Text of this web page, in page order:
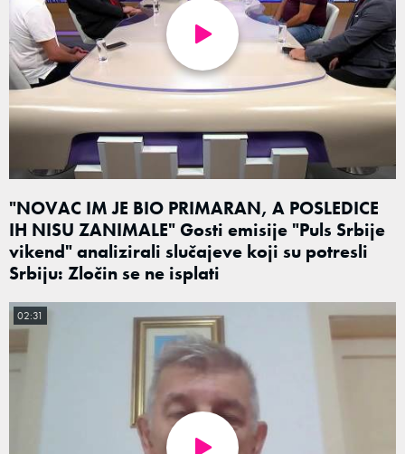
"NOVAC IM JE BIO PRIMARAN, A POSLEDICE
IH NISU ZANIMALE" Gosti emisije "Puls Srbije
vikend" analizirali slučajeve koji su potresli
Srbiju: Zločin se ne isplati
02:31